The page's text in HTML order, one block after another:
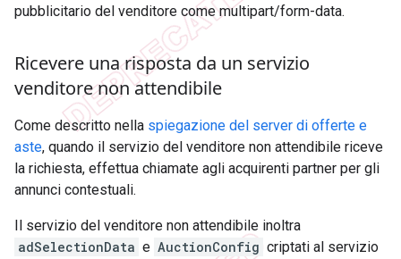
pubblicitario del venditore come multipart/form-data.
Ricevere una risposta da un servizio
venditore non attendibile
Come descritto nella spiegazione del server di offerte e
aste, quando il servizio del venditore non attendibile riceve
la richiesta, effettua chiamate agli acquirenti partner per gli
annunci contestuali.
Il servizio del venditore non attendibile inoltra
adSelectionData e AuctionConfig criptati al servizio